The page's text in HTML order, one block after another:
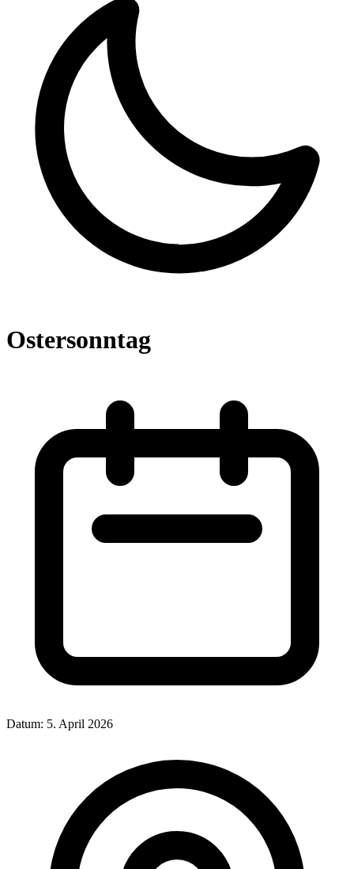
Ostersonntag
Datum: 5. April 2026